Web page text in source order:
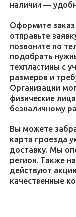
наличии —
Оформите заказ
отправьте
позвоните по
подобрать
техпластины с
размеров и
Организации
физические
безналичному
Вы можете
карта проезда
доставку. Мы
регион. Также
действуют
качественные